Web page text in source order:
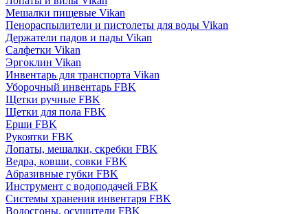
Мешалки пищевые Vikan
Пенораспылители и пистолеты для воды Vikan
Держатели падов и пады Vikan
Салфетки Vikan
Эргоклин Vikan
Инвентарь для транспорта Vikan
Уборочный инвентарь FBK
Щетки ручные FBK
Щетки для пола FBK
Ерши FBK
Рукоятки FBK
Лопаты, мешалки, скребки FBK
Ведра, ковши, совки FBK
Абразивные губки FBK
Инструмент с водоподачей FBK
Системы хранения инвентаря FBK
Водосгоны, осушители FBK